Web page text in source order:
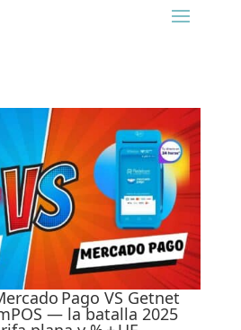
Pago VS Getnet
— la batalla 2025